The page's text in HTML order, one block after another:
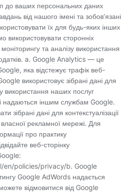
до ваших персональних даних
від нашого імені та зобов’язані
їх для будь-яких інших
використовувати сторонніх
та аналізу використання
a. Google Analytics — це
яка відстежує трафік веб-
використовує зібрані дані для
використання наших послуг
надаються іншим службам Google.
зібрані дані для контекстуалізації
рекламної мережі. Для
про практику
веб-сторінку
policies/privacy/b. Google
Google AdWords надається
відмовитися від Google